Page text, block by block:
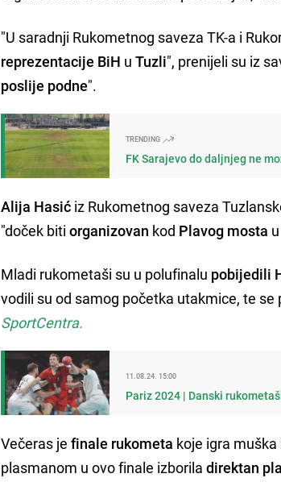
"U saradnji Rukometnog saveza TK-a i
reprezentacije BiH uTuzli", prenijeli su iz
poslije podne".
TRENDING
FK Sarajevo do daljnjeg ne
Alija Hasić iz Rukometnog saveza
"doček bitiorganizovan kod Plavog mosta
Mladi rukometaši su u polufinalu pobijedili
vodili su od samog početka utakmice, te
SportCentra.
11.08.24. 15:00
Pariz 2024 | Danski
Večeras jefinale rukometa koje igra
plasmanom u ovo finale izboriladirektan